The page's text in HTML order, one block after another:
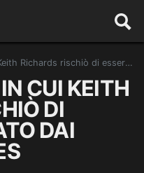
rischiò di essere cacciato dai Rolling Stones
CUI KEITH
DI
DAI